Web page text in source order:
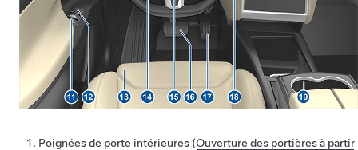
Poignées de porte intérieures (Ouverture des portières à partir